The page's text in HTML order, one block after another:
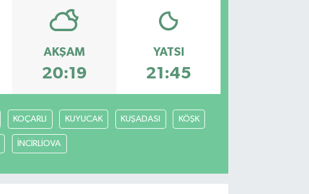
AKŞAM
20:19
YATSI
21:45
KOÇARLI KUYUCAK KUŞADASI KÖŞK
İNCİRLİOVA